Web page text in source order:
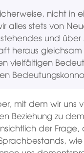
nicht in
alles stets von
und
heraus
vielfältigen
mit dem wir uns
Beziehung zu
der